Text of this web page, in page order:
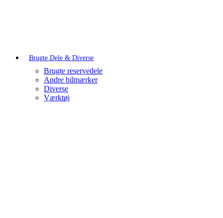
Brugte Dele & Diverse
Brugte reservedele
Andre bilmærker
Diverse
Værktøj